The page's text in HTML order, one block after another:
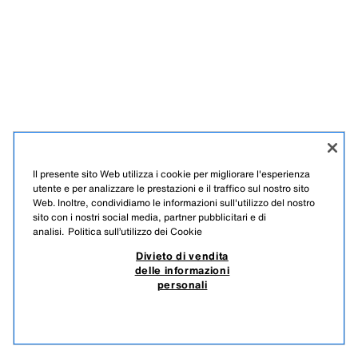
Il presente sito Web utilizza i cookie per migliorare l'esperienza
utente e per analizzare le prestazioni e il traffico sul nostro sito
Web. Inoltre, condividiamo le informazioni sull'utilizzo del nostro
sito con i nostri social media, partner pubblicitari e di
analisi. Politica sull’utilizzo dei Cookie
Divieto di vendita
delle informazioni
personali